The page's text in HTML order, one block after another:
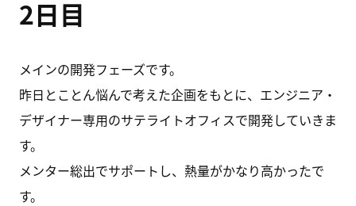
2日目
メインの開発フェーズです。
昨日とことん悩んで考えた企画をもとに、エンジニア・
デザイナー専用のサテライトオフィスで開発していきま
す。
メンター総出でサポートし、熱量がかなり高かったで
す。